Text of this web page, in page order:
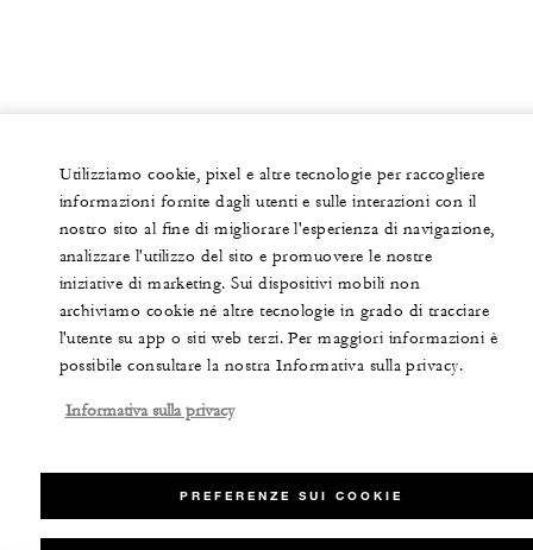
Utilizziamo cookie, pixel e altre tecnologie per raccogliere
informazioni fornite dagli utenti e sulle interazioni con il
nostro sito al fine di migliorare l'esperienza di navigazione,
analizzare l'utilizzo del sito e promuovere le nostre
iniziative di marketing. Sui dispositivi mobili non
archiviamo cookie né altre tecnologie in grado di tracciare
l'utente su app o siti web terzi. Per maggiori informazioni è
possibile consultare la nostra Informativa sulla privacy.
Informativa sulla privacy
PREFERENZE SUI COOKIE